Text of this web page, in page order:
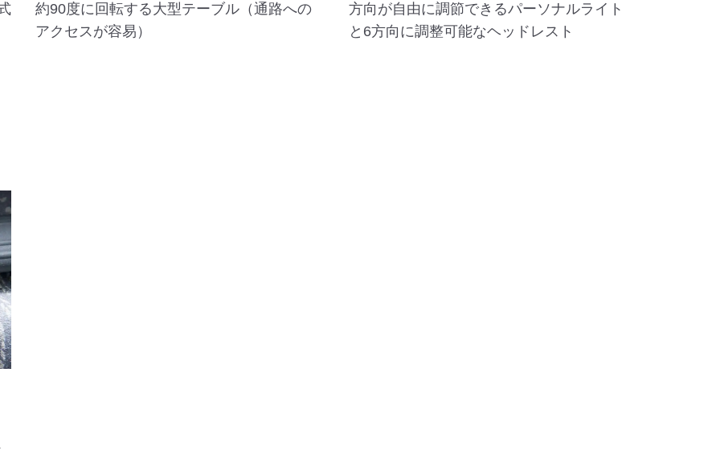
約90度に回転する大型テーブル（通路への
アクセスが容易）
方向が自由に調節できるパーソナルライト
と6方向に調整可能なヘッドレスト